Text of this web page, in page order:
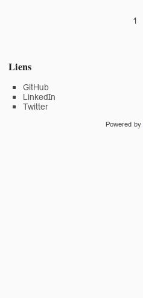
1
Liens
GitHub
LinkedIn
Twitter
Powered by